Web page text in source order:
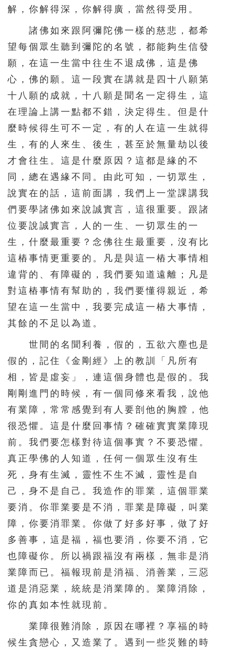
解，你解得深，你解得廣，當然得受用。
諸佛如來跟阿彌陀佛一樣的慈悲，都希
望每個眾生聽到彌陀的名號，都能夠生信發
願，在這一生當中往生不退成佛，這是佛
心，佛的願。這一段實在講就是四十八願第
十八願的成就，十八願是聞名一定得生，這
在理論上講一點都不錯，決定得生。但是什
麼時候得生可不一定，有的人在這一生就得
生，有的人來生、後生，甚至於無量劫以後
才會往生。這是什麼原因？這都是緣的不
同，總在遇緣不同。由此可知，一切眾生，
說實在的話，這前面講，我們上一堂課講我
們要學諸佛如來說誠實言，這很重要。跟諸
位要說誠實言，人的一生、一切眾生的一
生，什麼最重要？念佛往生最重要，沒有比
這樁事情更重要的。凡是與這一樁大事情相
違背的、有障礙的，我們要知道遠離；凡是
對這樁事情有幫助的，我們要懂得親近，希
望在這一生當中，我要完成這一樁大事情，
其餘的不足以為道。
世間的名聞利養，假的，五欲六塵也是
假的，記住《金剛經》上的教訓「凡所有
相，皆是虛妄」，連這個身體也是假的。我
剛剛進門的時候，有一個同修來看我，說他
有業障，常常感覺到有人要剖他的胸膛，他
很恐懼。這是什麼回事情？確確實實業障現
前。我們要怎樣對待這個事實？不要恐懼。
真正學佛的人知道，任何一個眾生沒有生
死，身有生滅，靈性不生不滅，靈性是自
己，身不是自己。我造作的罪業，這個罪業
要消。你罪業要是不消，罪業是障礙，叫業
障，你要消罪業。你做了好多好事，做了好
多善事，這是福，福也要消，你要不消，它
也障礙你。所以禍跟福沒有兩樣，無非是消
業障而已。福報現前是消福、消善業，三惡
道是消惡業，統統是消業障的。業障消除，
你的真如本性就現前。
業障很難消除，原因在哪裡？享福的時
候生貪戀心，又造業了。遇到一些災難的時